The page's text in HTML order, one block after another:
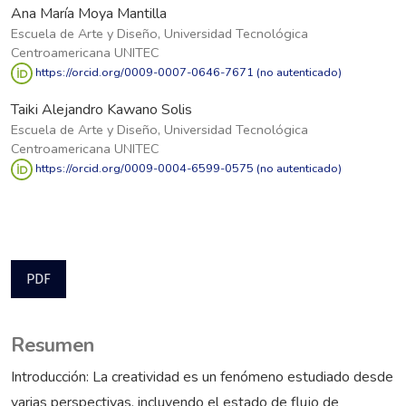
Ana María Moya Mantilla
Escuela de Arte y Diseño, Universidad Tecnológica
Centroamericana UNITEC
https://orcid.org/0009-0007-0646-7671 (no autenticado)
Taiki Alejandro Kawano Solis
Escuela de Arte y Diseño, Universidad Tecnológica
Centroamericana UNITEC
https://orcid.org/0009-0004-6599-0575 (no autenticado)
PDF
Resumen
Introducción: La creatividad es un fenómeno estudiado desde